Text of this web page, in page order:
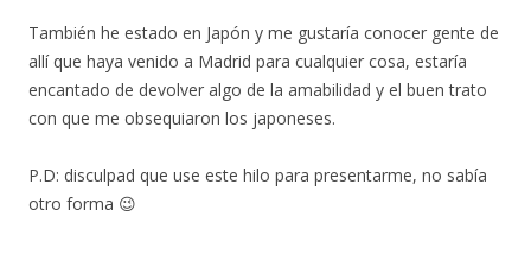
También he estado en Japón y me gustaría conocer gente de
allí que haya venido a Madrid para cualquier cosa, estaría
encantado de devolver algo de la amabilidad y el buen trato
con que me obsequiaron los japoneses.
P.D: disculpad que use este hilo para presentarme, no sabía
otro forma 😉